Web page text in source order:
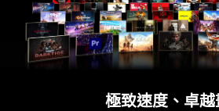
極致速度、卓越